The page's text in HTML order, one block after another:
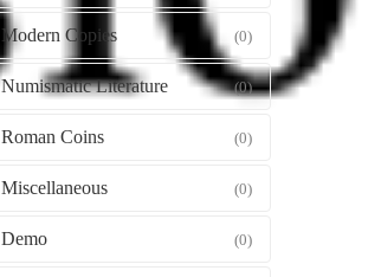
Modern Copies (0)
Numismatic Literature (0)
Roman Coins (0)
Miscellaneous (0)
Demo (0)